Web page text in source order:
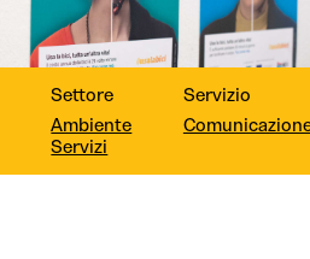
Settore
Ambiente
Servizi
Servizio